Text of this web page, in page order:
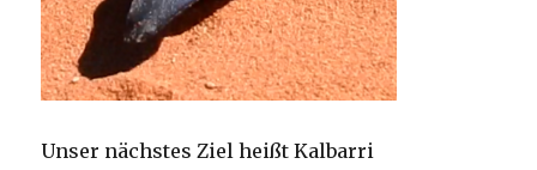
Unser nächstes Ziel heißt Kalbarri